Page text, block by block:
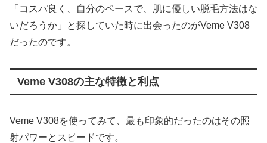
「コスパ良く、自分のペースで、肌に優しい脱毛方法はな
いだろうか」と探していた時に出会ったのがVeme V308
だったのです。
Veme V308の主な特徴と利点
Veme V308を使ってみて、最も印象的だったのはその照
射パワーとスピードです。